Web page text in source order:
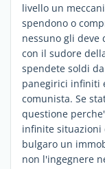
livello un
spendono o
nessuno gli
con il sudore
spendete soldi
panegirici infiniti
comunista. Se
questione
infinite situazioni
bulgaro un
non l'ingegnere